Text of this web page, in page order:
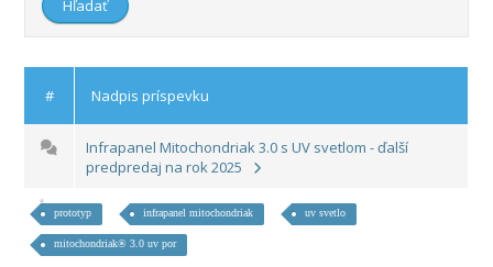
# Nadpis príspevku
Infrapanel Mitochondriak 3.0 s UV svetlom - ďalší
predpredaj na rok 2025
prototyp infrapanel mitochondriak uv svetlo
mitochondriak® 3.0 uv por